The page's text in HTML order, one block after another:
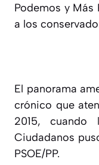
Podemos y Más
a los
El panorama
crónico que
2015,
Ciudadanos
PSOE/PP.